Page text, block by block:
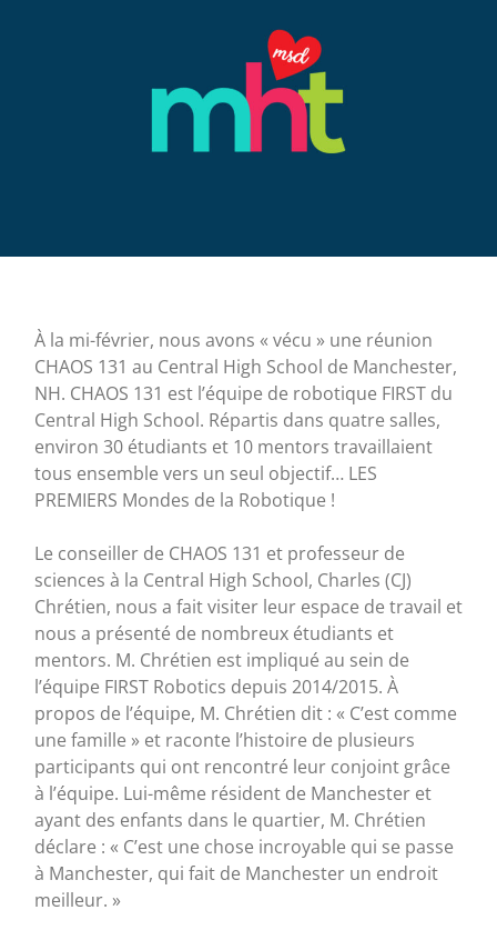
À la mi-février, nous avons « vécu » une réunion
CHAOS 131 au Central High School de Manchester,
NH. CHAOS 131 est l’équipe de robotique FIRST du
Central High School. Répartis dans quatre salles,
environ 30 étudiants et 10 mentors travaillaient
tous ensemble vers un seul objectif… LES
PREMIERS Mondes de la Robotique !
Le conseiller de CHAOS 131 et professeur de
sciences à la Central High School, Charles (CJ)
Chrétien, nous a fait visiter leur espace de travail et
nous a présenté de nombreux étudiants et
mentors. M. Chrétien est impliqué au sein de
l’équipe FIRST Robotics depuis 2014/2015. À
propos de l’équipe, M. Chrétien dit : « C’est comme
une famille » et raconte l’histoire de plusieurs
participants qui ont rencontré leur conjoint grâce
à l’équipe. Lui-même résident de Manchester et
ayant des enfants dans le quartier, M. Chrétien
déclare : « C’est une chose incroyable qui se passe
à Manchester, qui fait de Manchester un endroit
meilleur. »